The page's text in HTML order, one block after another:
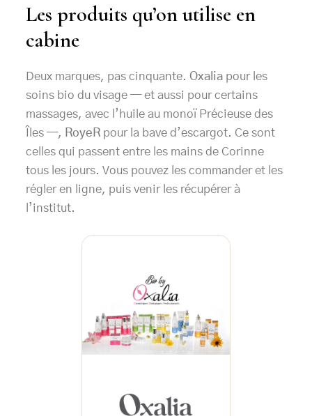
Les produits qu’on utilise en
cabine
Deux marques, pas cinquante. Oxalia pour les
soins bio du visage — et aussi pour certains
massages, avec l’huile au monoï Précieuse des
Îles —, RoyeR pour la bave d’escargot. Ce sont
celles qui passent entre les mains de Corinne
tous les jours. Vous pouvez les commander et les
régler en ligne, puis venir les récupérer à
l’institut.